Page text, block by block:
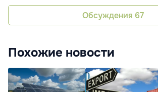
Обсуждения 67
Похожие новости